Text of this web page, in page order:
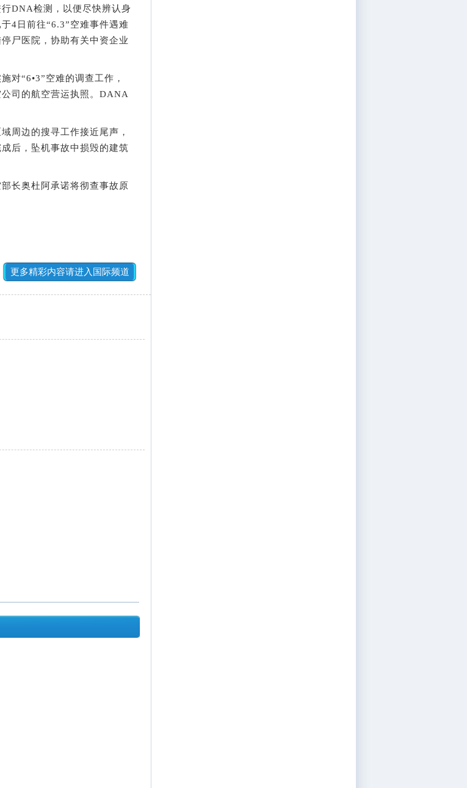
DNA检测，以便尽快辨认身
4日前往“6.3”空难事件遇难
尸医院，协助有关中资企业
“6•3”空难的调查工作，
司的航空营运执照。DANA
边的搜寻工作接近尾声，
后，坠机事故中损毁的建筑
长奥杜阿承诺将彻查事故原
更多精彩内容请进入国际频道